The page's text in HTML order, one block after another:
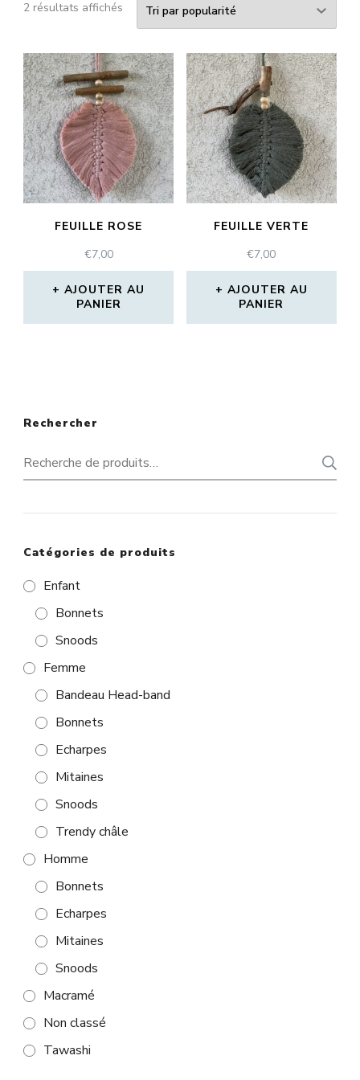
2 résultats affichés
par
FEUILLE ROSE
€7,00
AJOUTER AU
PANIER
FEUILLE VERTE
€7,00
AJOUTER AU
PANIER
Rechercher
Recherche
pour :
Catégories de produits
Enfant
Bonnets
Snoods
Femme
Bandeau Head-band
Bonnets
Echarpes
Mitaines
Snoods
Trendy châle
Homme
Bonnets
Echarpes
Mitaines
Snoods
Macramé
Non classé
Tawashi